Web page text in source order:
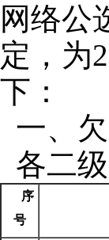
网络公
定，为
下：
一、
各二
序
号